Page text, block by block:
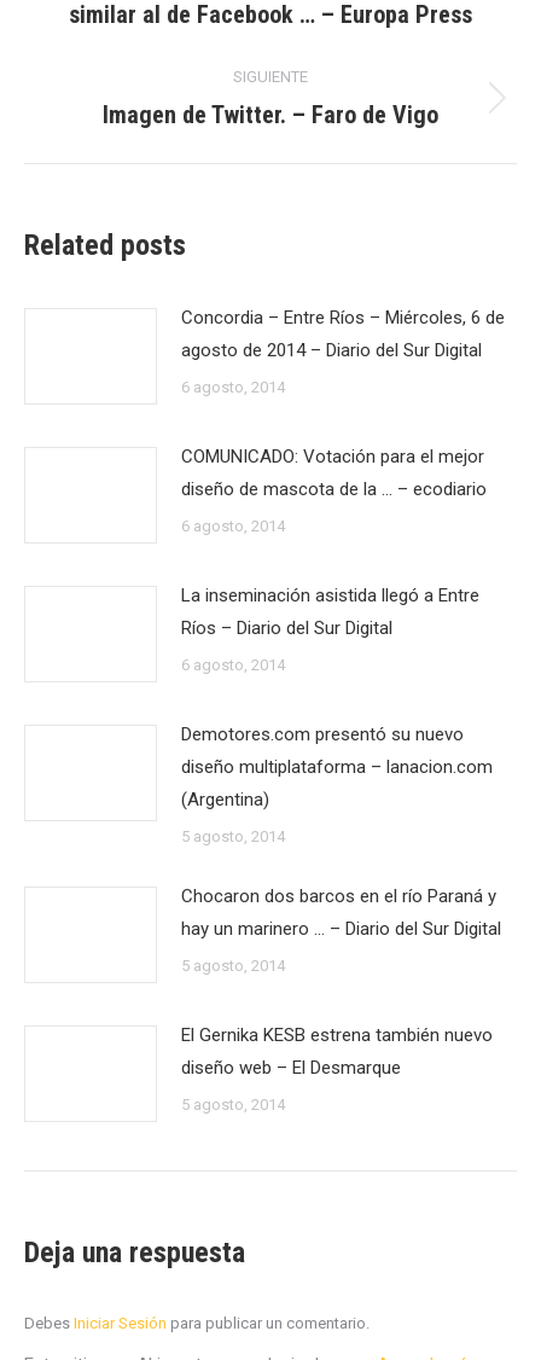
publicaciones
anterior:
similar al de Facebook … – Europa Press
SIGUIENTE
Publicación
Imagen de Twitter. – Faro de Vigo
Related posts
Concordia – Entre Ríos – Miércoles, 6 de
agosto de 2014 – Diario del Sur Digital
6 agosto, 2014
COMUNICADO: Votación para el mejor
diseño de mascota de la … – ecodiario
6 agosto, 2014
La inseminación asistida llegó a Entre
Ríos – Diario del Sur Digital
6 agosto, 2014
Demotores.com presentó su nuevo
diseño multiplataforma – lanacion.com
(Argentina)
5 agosto, 2014
Chocaron dos barcos en el río Paraná y
hay un marinero … – Diario del Sur Digital
5 agosto, 2014
El Gernika KESB estrena también nuevo
diseño web – El Desmarque
5 agosto, 2014
Deja una respuesta
Debes Iniciar Sesión para publicar un comentario.